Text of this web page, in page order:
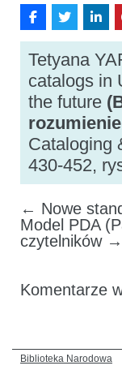
Tetyana
catalogs in
the future
Cataloging
430-452,
← Nowe
Model PDA
czytelników →
Komentarze
Biblioteka Narodowa